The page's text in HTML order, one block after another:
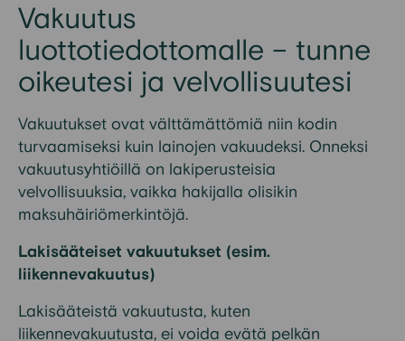
Vakuutus
luottotiedottomalle – tunne
oikeutesi ja velvollisuutesi
Vakuutukset ovat välttämättömiä niin kodin
turvaamiseksi kuin lainojen vakuudeksi. Onneksi
vakuutusyhtiöillä on lakiperusteisia
velvollisuuksia, vaikka hakijalla olisikin
maksuhäiriömerkintöjä.
Lakisääteiset vakuutukset (esim.
liikennevakuutus)
Lakisääteistä vakuutusta, kuten
liikennevakuutusta, ei voida evätä pelkän